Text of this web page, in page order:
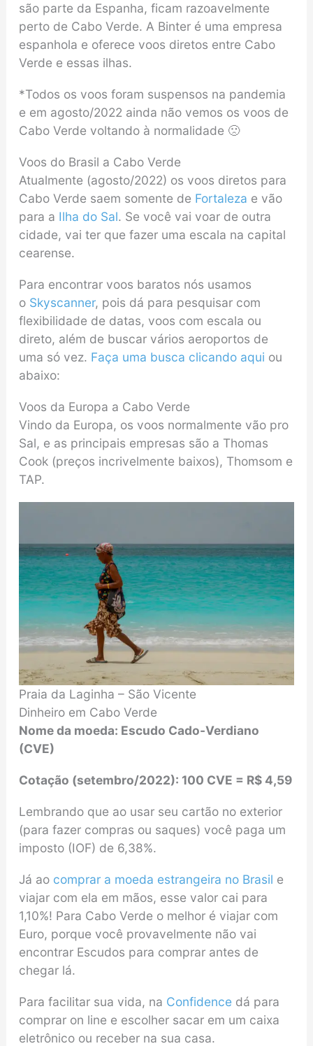
são parte da Espanha, ficam razoavelmente
perto de Cabo Verde. A Binter é uma empresa
espanhola e oferece voos diretos entre Cabo
Verde e essas ilhas.
*Todos os voos foram suspensos na pandemia
e em agosto/2022 ainda não vemos os voos de
Cabo Verde voltando à normalidade 🙁
Voos do Brasil a Cabo Verde
Atualmente (agosto/2022) os voos diretos para
Cabo Verde saem somente de Fortaleza e vão
para a Ilha do Sal. Se você vai voar de outra
cidade, vai ter que fazer uma escala na capital
cearense.
Para encontrar voos baratos nós usamos
o Skyscanner, pois dá para pesquisar com
flexibilidade de datas, voos com escala ou
direto, além de buscar vários aeroportos de
uma só vez. Faça uma busca clicando aqui ou
abaixo:
Voos da Europa a Cabo Verde
Vindo da Europa, os voos normalmente vão pro
Sal, e as principais empresas são a Thomas
Cook (preços incrivelmente baixos), Thomsom e
TAP.
Praia da Laginha – São Vicente
Dinheiro em Cabo Verde
Nome da moeda: Escudo Cado-Verdiano
(CVE)
Cotação (setembro/2022): 100 CVE = R$ 4,59
Lembrando que ao usar seu cartão no exterior
(para fazer compras ou saques) você paga um
imposto (IOF) de 6,38%.
Já ao comprar a moeda estrangeira no Brasil e
viajar com ela em mãos, esse valor cai para
1,10%! Para Cabo Verde o melhor é viajar com
Euro, porque você provavelmente não vai
encontrar Escudos para comprar antes de
chegar lá.
Para facilitar sua vida, na Confidence dá para
comprar on line e escolher sacar em um caixa
eletrônico ou receber na sua casa.